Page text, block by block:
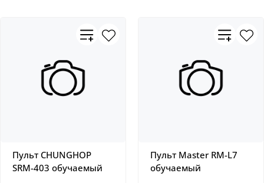
Пульт CHUNGHOP
SRM-403 обучаемый
Пульт Master RM-L7
обучаемый